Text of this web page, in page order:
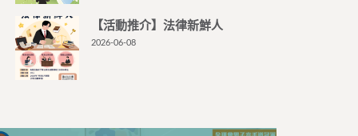
【活動推介】法律新鮮人
2026-06-08